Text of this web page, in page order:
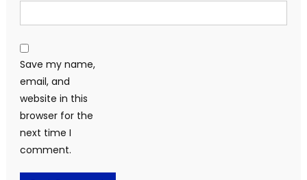
Save my name,
email, and
website in this
browser for the
next time I
comment.